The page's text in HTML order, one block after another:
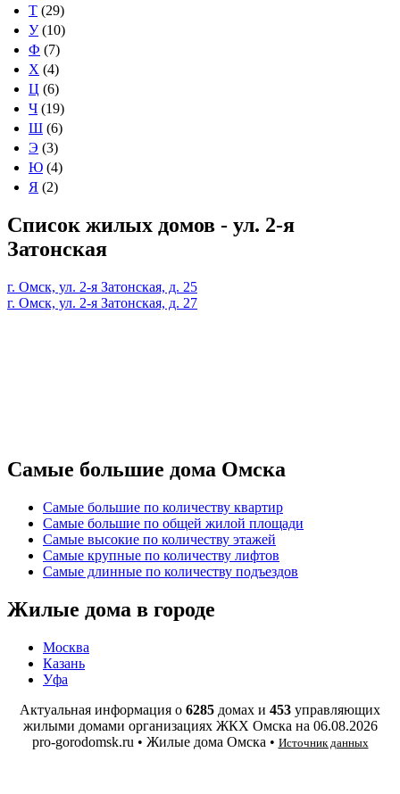
Т (29)
У(10)
Ф (7)
Х (4)
Ц (6)
Ч (19)
Ш (6)
Э (3)
Ю (4)
Я (2)
Список жилых домов - ул. 2-я
Затонская
г. Омск, ул. 2-я Затонская, д. 25
г. Омск, ул. 2-я Затонская, д. 27
Самые большие дома Омска
Самые большие по количеству квартир
Самые большие по общей жилой площади
Самые высокие по количеству этажей
Самые крупные по количеству лифтов
Самые длинные по количеству подъездов
Жилые дома в городе
Москва
Казань
Уфа
Актуальная информация о 6285 домах и 453 управляющих
жилыми домами организациях ЖКХ Омска на 06.08.2026
pro-gorodomsk.ru • Жилые дома Омска • Источник данных